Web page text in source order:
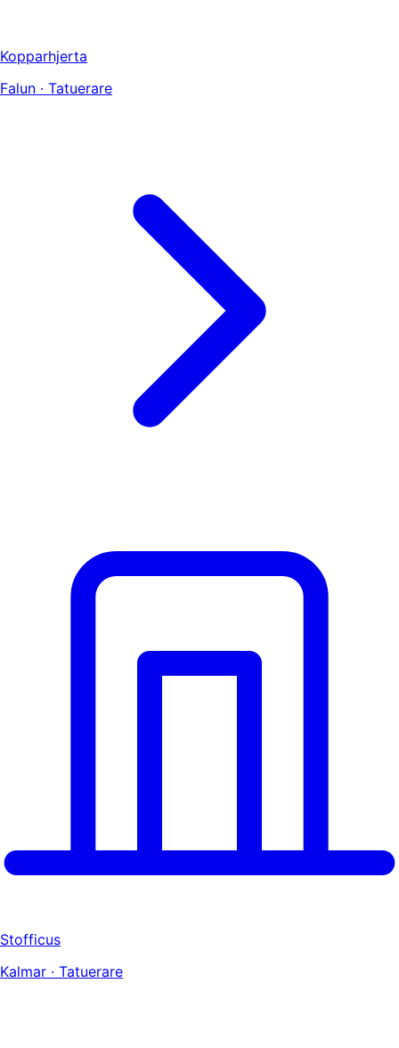
Kopparhjerta
Falun · Tatuerare
Stofficus
Kalmar · Tatuerare